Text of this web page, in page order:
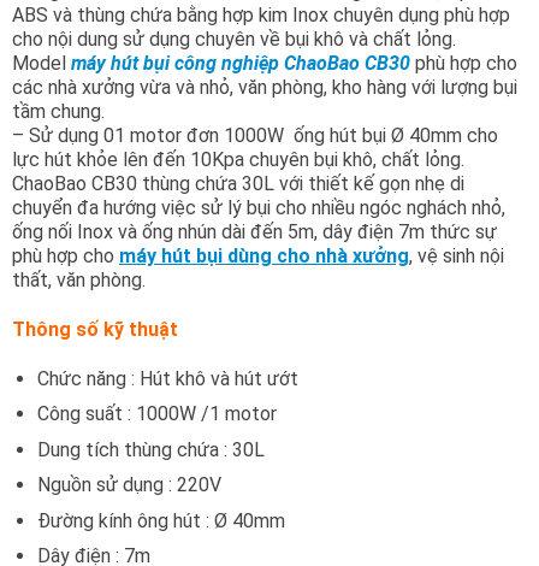
ABS và thùng chứa bằng hợp kim Inox chuyên dụng phù hợp
cho nội dung sử dụng chuyên về bụi khô và chất lỏng.
Model máy hút bụi công nghiệp ChaoBao CB30 phù hợp cho
các nhà xưởng vừa và nhỏ, văn phòng, kho hàng với lượng bụi
tầm chung.
– Sử dụng 01 motor đơn 1000W ống hút bụi Ø 40mm cho
lực hút khỏe lên đến 10Kpa chuyên bụi khô, chất lỏng.
ChaoBao CB30 thùng chứa 30L với thiết kế gọn nhẹ di
chuyển đa hướng việc sử lý bụi cho nhiều ngóc nghách nhỏ,
ống nối Inox và ống nhún dài đến 5m, dây điện 7m thức sự
phù hợp cho máy hút bụi dùng cho nhà xưởng, vệ sinh nội
thất, văn phòng.
Thông số kỹ thuật
Chức năng : Hút khô và hút ướt
Công suất : 1000W /1 motor
Dung tích thùng chứa : 30L
Nguồn sử dụng : 220V
Đường kính ông hút : Ø 40mm
Dây điện : 7m